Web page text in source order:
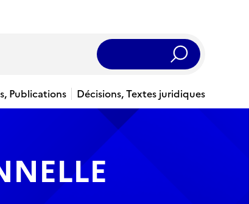
Rechercher
Publications Décisions, Textes juridiques